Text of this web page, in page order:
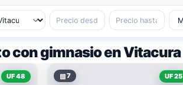
con gimnasio en Vitacura
UF 48 ▧7 UF 25